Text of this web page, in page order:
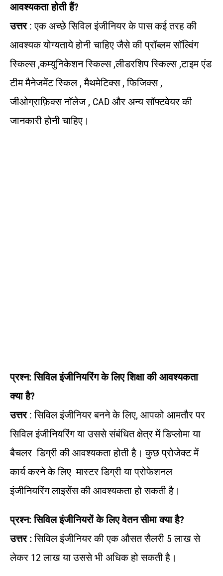
आवश्यकता होती हैं?
उत्तर : एक अच्छे सिविल इंजीनियर के पास कई तरह की
आवश्यक योग्यताये होनी चाहिए जैसे की प्रॉब्लम सॉल्विंग
स्किल्स ,कम्युनिकेशन स्किल्स ,लीडरशिप स्किल्स ,टाइम एंड
टीम मैनेजमेंट स्किल , मैथमेटिक्स , फिजिक्स ,
जीओग्राफ़िक्स नॉलेज , CAD और अन्य सॉफ्टवेयर की
जानकारी होनी चाहिए।
प्रश्न: सिविल इंजीनियरिंग के लिए शिक्षा की आवश्यकता
क्या है?
उत्तर: सिविल इंजीनियर बनने के लिए, आपको आमतौर पर
सिविल इंजीनियरिंग या उससे संबंधित क्षेत्र में डिप्लोमा या
बैचलर डिग्री की आवश्यकता होती है। कुछ प्रोजेक्ट में
कार्य करने के लिए मास्टर डिग्री या प्रोफेशनल
इंजीनियरिंग लाइसेंस की आवश्यकता हो सकती है।
प्रश्न: सिविल इंजीनियरों के लिए वेतन सीमा क्या है?
उत्तर :सिविल इंजीनियर की एक औसत सैलरी 5 लाख से
लेकर 12 लाख या उससे भी अधिक हो सकती है।